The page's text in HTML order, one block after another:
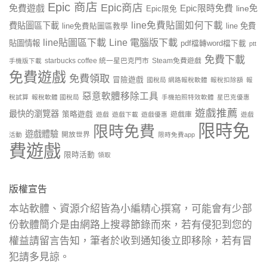
免費遊戲 Epic 商店 Epic商店 Epic限免 Epic限時免費 line免
費貼圖區下載
line免費貼圖區教學 line免費貼圖如何下載
line 免費
貼圖情報
line貼圖區下載 Line 電腦版下載 pdf檔轉word檔下載 ptt
手機版下載 starbucks coffee 統一星巴克門市 Steam免費遊戲 免費下載
免費遊戲 免費領取 冒險遊戲 國稅局 網路報稅軟體 報稅扣除額 報
稅試算 報稅軟體 國稅局 惡意軟體移除工具 手機拍照特效軟體 星巴克優惠
最快的瀏覽器 策略遊戲 遊戲 遊戲下載 遊戲優惠 遊戲庫 遊戲推薦 遊戲
活動 遊戲體驗 開放世界 限時免費 限時免費app
限時免
費遊戲 限時活動 領取
版權宣告
本站軟體、資源介紹皆為小編精心撰寫，可能會有少部
份軟體簡介是由網路上搜尋節錄而來，若有侵犯到您的
權益請留言告知，筆者於收到通知後立即移除，若有冒
犯請多見諒。